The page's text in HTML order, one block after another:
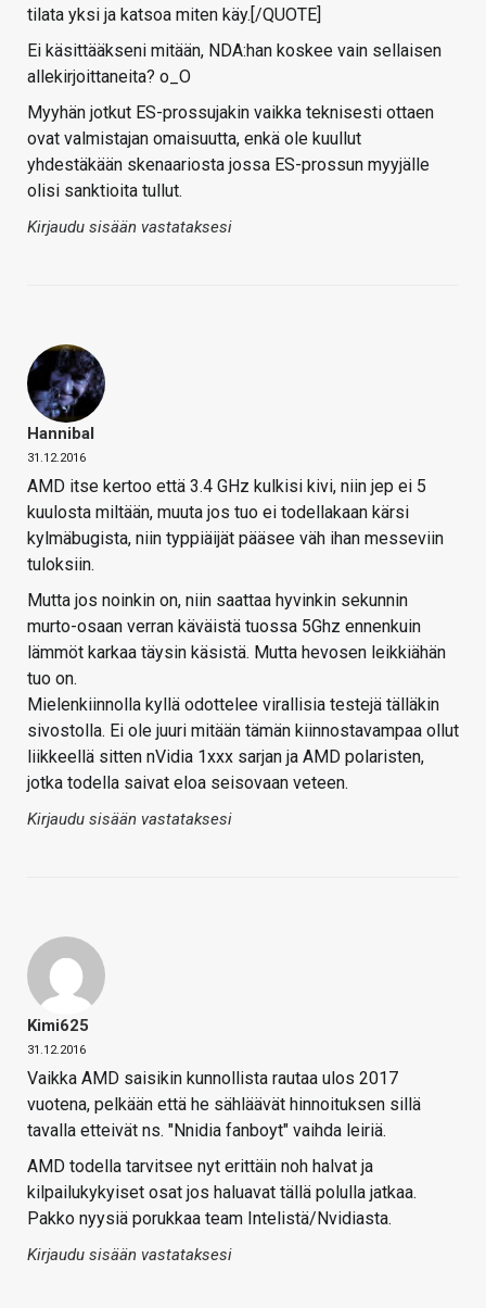
tilata yksi ja katsoa miten käy.[/QUOTE]
Ei käsittääkseni mitään, NDA:han koskee vain sellaisen
allekirjoittaneita? o_O
Myyhän jotkut ES-prossujakin vaikka teknisesti ottaen
ovat valmistajan omaisuutta, enkä ole kuullut
yhdestäkään skenaariosta jossa ES-prossun myyjälle
olisi sanktioita tullut.
Kirjaudu sisään vastataksesi
Hannibal
31.12.2016
AMD itse kertoo että 3.4 GHz kulkisi kivi, niin jep ei 5
kuulosta miltään, muuta jos tuo ei todellakaan kärsi
kylmäbugista, niin typpiäijät pääsee väh ihan messeviin
tuloksiin.
Mutta jos noinkin on, niin saattaa hyvinkin sekunnin
murto-osaan verran käväistä tuossa 5Ghz ennenkuin
lämmöt karkaa täysin käsistä. Mutta hevosen leikkiähän
tuo on.
Mielenkiinnolla kyllä odottelee virallisia testejä tälläkin
sivostolla. Ei ole juuri mitään tämän kiinnostavampaa ollut
liikkeellä sitten nVidia 1xxx sarjan ja AMD polaristen,
jotka todella saivat eloa seisovaan veteen.
Kirjaudu sisään vastataksesi
Kimi625
31.12.2016
Vaikka AMD saisikin kunnollista rautaa ulos 2017
vuotena, pelkään että he sähläävät hinnoituksen sillä
tavalla etteivät ns. "Nnidia fanboyt" vaihda leiriä.
AMD todella tarvitsee nyt erittäin noh halvat ja
kilpailukykyiset osat jos haluavat tällä polulla jatkaa.
Pakko nyysiä porukkaa team Intelistä/Nvidiasta.
Kirjaudu sisään vastataksesi